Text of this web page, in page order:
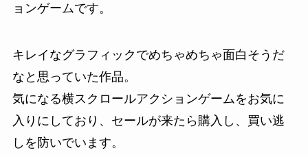
ョンゲームです。
キレイなグラフィックでめちゃめちゃ面白そうだ
なと思っていた作品。
気になる横スクロールアクションゲームをお気に
入りにしており、セールが来たら購入し、買い逃
しを防いでいます。